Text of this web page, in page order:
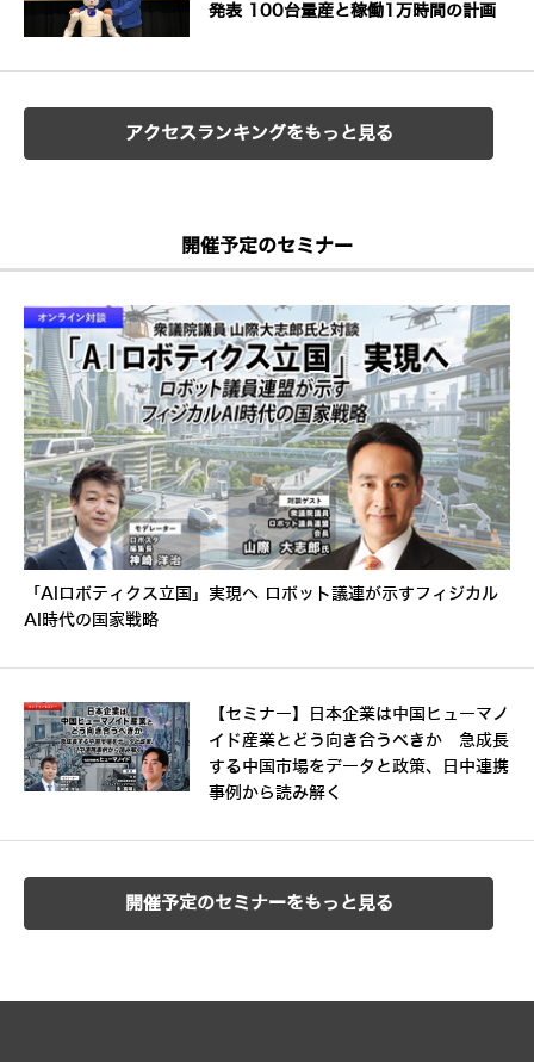
発表 100台量産と稼働1万時間の計画
アクセスランキングをもっと見る
開催予定のセミナー
「AIロボティクス立国」実現へ ロボット議連が示すフィジカル
AI時代の国家戦略
【セミナー】日本企業は中国ヒューマノ
イド産業とどう向き合うべきか 急成長
する中国市場をデータと政策、日中連携
事例から読み解く
開催予定のセミナーをもっと見る